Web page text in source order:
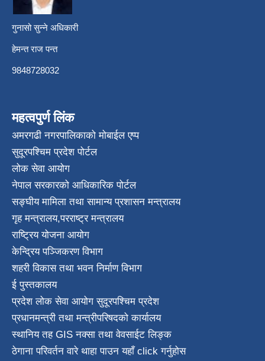
गुनासो सुन्ने अधिकारी
हेमन्त राज पन्त
9848728032
महत्वपुर्ण लिंक
अमरगढी नगरपालिकाको मोबाईल एप्प
सुदूरपश्चिम प्रदेश पोर्टल
लोक सेवा आयोग
नेपाल सरकारको आधिकारिक पोर्टल
सङ्घीय मामिला तथा सामान्य प्रशासन मन्त्रालय
गृह मन्त्रालय,परराष्ट्र मन्त्रालय
राष्ट्रिय योजना आयोग
केन्द्रिय पञ्जिकरण विभाग
शहरी विकास तथा भवन निर्माण विभाग
ई पुस्तकालय
प्रदेश लोक सेवा आयोग सुदूरपश्चिम प्रदेश
प्रधानमन्त्री तथा मन्त्रीपरिषदको कार्यालय
स्थानिय तह GIS नक्सा तथा वेवसाईट लिङ्क
ठेगाना परिवर्तन वारे थाहा पाउन यहाँ click गर्नुहोस